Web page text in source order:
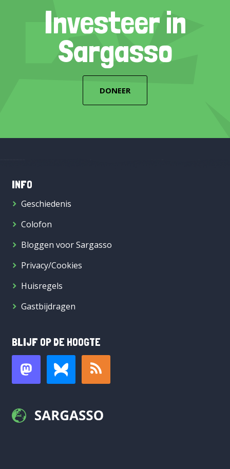
Investeer in
Sargasso
DONEER
INFO
Geschiedenis
Colofon
Bloggen voor Sargasso
Privacy/Cookies
Huisregels
Gastbijdragen
BLIJF OP DE HOOGTE